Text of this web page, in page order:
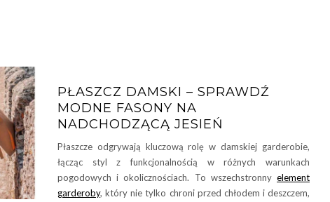
PŁASZCZ DAMSKI – SPRAWDŹ
MODNE FASONY NA
NADCHODZĄCĄ JESIEŃ
Płaszcze odgrywają kluczową rolę w damskiej garderobie,
łącząc styl z funkcjonalnością w różnych warunkach
pogodowych i okolicznościach. To wszechstronny element
garderoby, który nie tylko chroni przed chłodem i deszczem,